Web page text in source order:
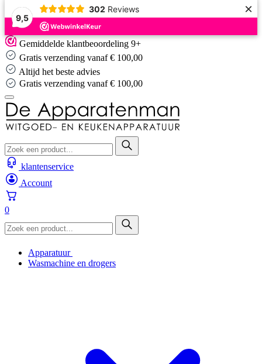
9,5
302 Reviews ×
Skip
to
content
Gemiddelde klantbeoordeling 9+
Gratis verzending vanaf € 100,00
Altijd het beste advies
Gratis verzending vanaf € 100,00
klantenservice
Account
0
Apparatuur
Wasmachine en drogers